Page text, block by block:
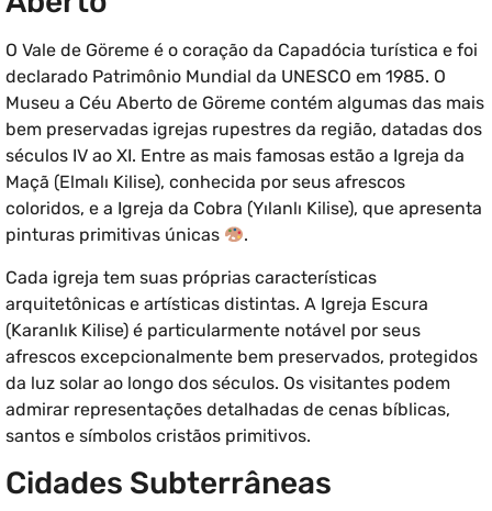
O Vale de Göreme é o coração da Capadócia turística e foi
declarado Patrimônio Mundial da UNESCO em 1985. O
Museu a Céu Aberto de Göreme contém algumas das mais
bem preservadas igrejas rupestres da região, datadas dos
séculos IV ao XI. Entre as mais famosas estão a Igreja da
Maçã (Elmalı Kilise), conhecida por seus afrescos
coloridos, e a Igreja da Cobra (Yılanlı Kilise), que apresenta
pinturas primitivas únicas
.
Cada igreja tem suas próprias características
arquitetônicas e artísticas distintas. A Igreja Escura
(Karanlık Kilise) é particularmente notável por seus
afrescos excepcionalmente bem preservados, protegidos
da luz solar ao longo dos séculos. Os visitantes podem
admirar representações detalhadas de cenas bíblicas,
santos e símbolos cristãos primitivos.
Cidades Subterrâneas